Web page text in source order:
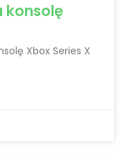
konsolę
Xbox Series X